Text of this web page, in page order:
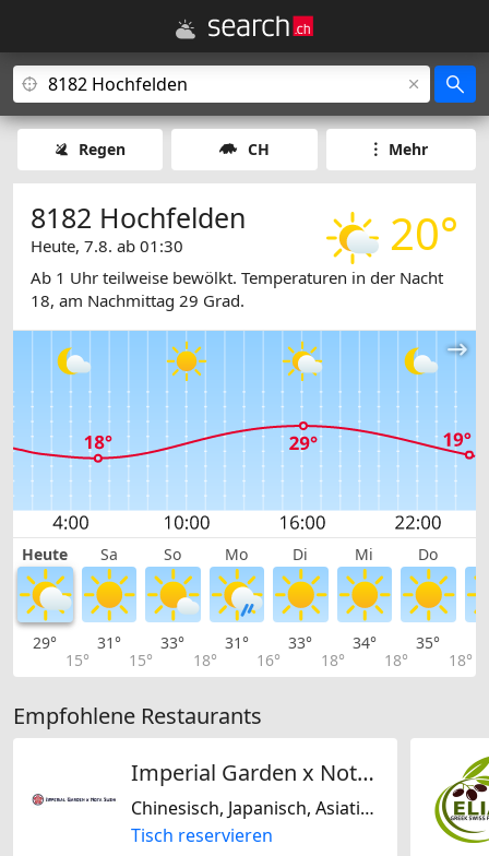
Regen CH Mehr
20°
8182 Hochfelden
Heute, 7.8. ab 01:30
Ab 1 Uhr teilweise bewölkt. Temperaturen in der Nacht
18, am Nachmittag 29 Grad.
Heute Sa So Mo Di Mi Do
29°
15°
31°
15°
33°
18°
31°
16°
33°
18°
34°
18°
35°
18°
Empfohlene Restaurants
Imperial Garden x Nota Sushi
Chinesisch, Japanisch, Asiatisch
Tisch reservieren